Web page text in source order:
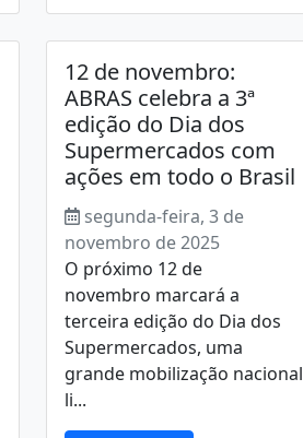
12 de novembro:
ABRAS celebra a 3ª
edição do Dia dos
Supermercados com
ações em todo o Brasil
segunda-feira, 3 de
novembro de 2025
O próximo 12 de
novembro marcará a
terceira edição do Dia dos
Supermercados, uma
grande mobilização nacional
li...